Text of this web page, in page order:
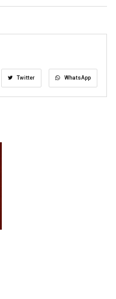
Twitter WhatsApp